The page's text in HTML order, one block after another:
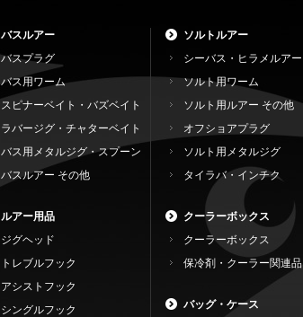
バスルアー
バスプラグ
バス用ワーム
スピナーベイト・バズベイト
ラバージグ・チャターベイト
バス用メタルジグ・スプーン
バスルアー その他
ルアー用品
ジグヘッド
トレブルフック
アシストフック
シングルフック
ソルトルアー
シーバス・ヒラメルアー
ソルト用ワーム
ソルト用ルアー その他
オフショアプラグ
ソルト用メタルジグ
タイラバ・インチク
クーラーボックス
クーラーボックス
保冷剤・クーラー関連品
バッグ・ケース